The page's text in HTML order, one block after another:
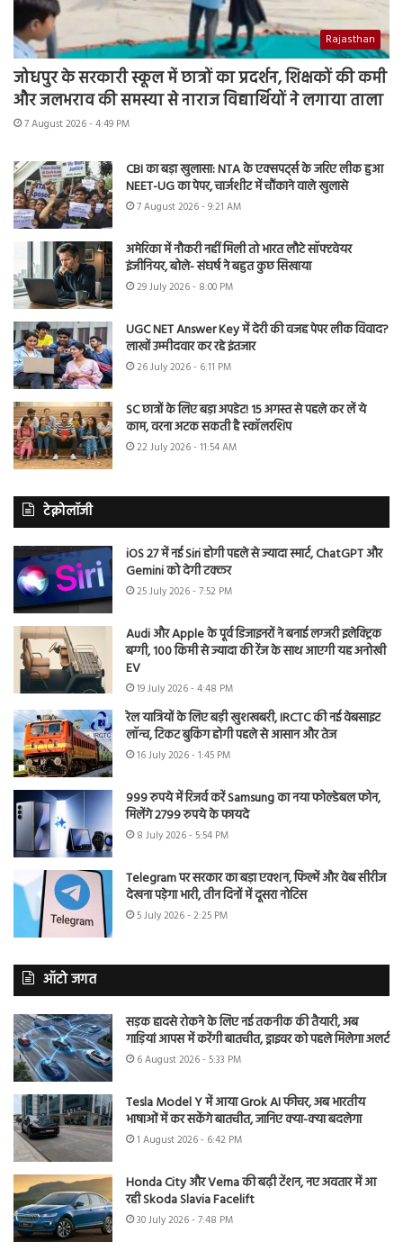
Rajasthan
जोधपुर के सरकारी स्कूल में छात्रों का प्रदर्शन, शिक्षकों की कमी
और जलभराव की समस्या से नाराज विद्यार्थियों ने लगाया ताला
7 August 2026 - 4:49 PM
CBI का बड़ा खुलासा: NTA के एक्सपर्ट्स के जरिए लीक हुआ
NEET-UG का पेपर, चार्जशीट में चौंकाने वाले खुलासे
7 August 2026 - 9:21 AM
अमेरिका में नौकरी नहीं मिली तो भारत लौटे सॉफ्टवेयर
इंजीनियर, बोले- संघर्ष ने बहुत कुछ सिखाया
29 July 2026 - 8:00 PM
UGC NET Answer Key में देरी की वजह पेपर लीक विवाद?
लाखों उम्मीदवार कर रहे इंतजार
26 July 2026 - 6:11 PM
SC छात्रों के लिए बड़ा अपडेट! 15 अगस्त से पहले कर लें ये
काम, वरना अटक सकती है स्कॉलरशिप
22 July 2026 - 11:54 AM
टेक्नोलॉजी
iOS 27 में नई Siri होगी पहले से ज्यादा स्मार्ट, ChatGPT और
Gemini को देगी टक्कर
25 July 2026 - 7:52 PM
Audi और Apple के पूर्व डिजाइनरों ने बनाई लग्जरी इलेक्ट्रिक
बग्गी, 100 किमी से ज्यादा की रेंज के साथ आएगी यह अनोखी
EV
19 July 2026 - 4:48 PM
रेल यात्रियों के लिए बड़ी खुशखबरी, IRCTC की नई वेबसाइट
लॉन्च, टिकट बुकिंग होगी पहले से आसान और तेज
16 July 2026 - 1:45 PM
999 रुपये में रिजर्व करें Samsung का नया फोल्डेबल फोन,
मिलेंगे 2799 रुपये के फायदे
8 July 2026 - 5:54 PM
Telegram पर सरकार का बड़ा एक्शन, फिल्में और वेब सीरीज
देखना पड़ेगा भारी, तीन दिनों में दूसरा नोटिस
5 July 2026 - 2:25 PM
ऑटो जगत
सड़क हादसे रोकने के लिए नई तकनीक की तैयारी, अब
गाड़ियां आपस में करेंगी बातचीत, ड्राइवर को पहले मिलेगा अलर्ट
6 August 2026 - 5:33 PM
Tesla Model Y में आया Grok AI फीचर, अब भारतीय
भाषाओं में कर सकेंगे बातचीत, जानिए क्या-क्या बदलेगा
1 August 2026 - 6:42 PM
Honda City और Verna की बढ़ी टेंशन, नए अवतार में आ
रही Skoda Slavia Facelift
30 July 2026 - 7:48 PM